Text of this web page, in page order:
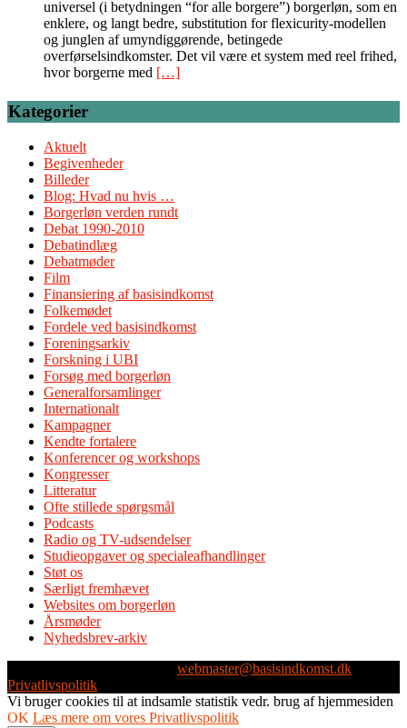
universel (i betydningen “for alle borgere”) borgerløn, som en
enklere, og langt bedre, substitution for flexicurity-modellen
og junglen af umyndiggørende, betingede
overførselsindkomster. Det vil være et system med reel frihed,
hvor borgerne med […]
Kategorier
Aktuelt
Begivenheder
Billeder
Blog: Hvad nu hvis …
Borgerløn verden rundt
Debat 1990-2010
Debatindlæg
Debatmøder
Film
Finansiering af basisindkomst
Folkemødet
Fordele ved basisindkomst
Foreningsarkiv
Forskning i UBI
Forsøg med borgerløn
Generalforsamlinger
Internationalt
Kampagner
Kendte fortalere
Konferencer og workshops
Kongresser
Litteratur
Ofte stillede spørgsmål
Podcasts
Radio og TV-udsendelser
Studieopgaver og specialeafhandlinger
Støt os
Særligt fremhævet
Websites om borgerløn
Årsmøder
Nyhedsbrev-arkiv
webmaster@basisindkomst.dk
Privatlivspolitik
Vi bruger cookies til at indsamle statistik vedr. brug af hjemmesiden
OK Læs mere om vores Privatlivspolitik